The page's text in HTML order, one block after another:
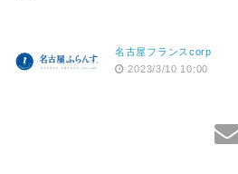
名古屋フランスcorp
2023/3/10 10:00